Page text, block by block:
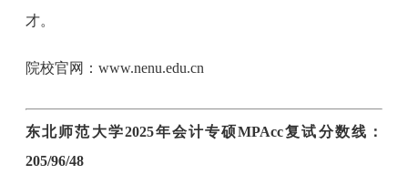
才。
院校官网：www.nenu.edu.cn
东北师范大学2025年会计专硕MPAcc复试分数线：
205/96/48